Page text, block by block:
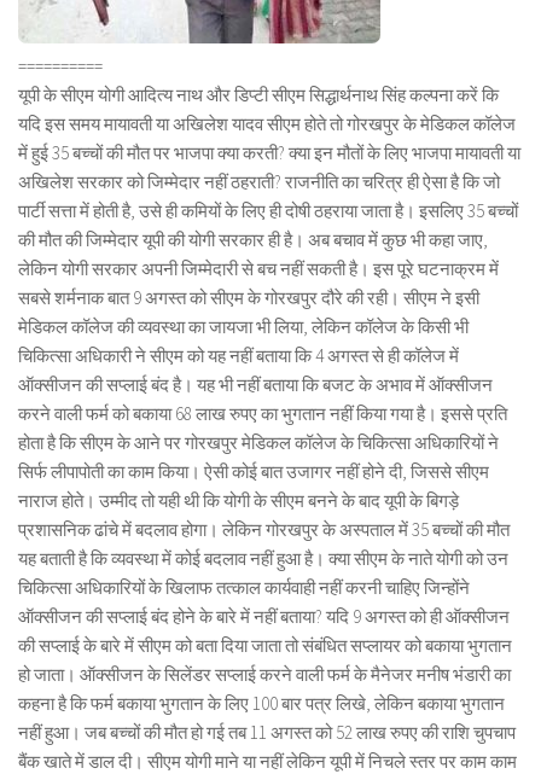
==========
यूपी के सीएम योगी आदित्य नाथ और डिप्टी सीएम सिद्धार्थनाथ सिंह कल्पना करें कि
यदि इस समय मायावती या अखिलेश यादव सीएम होते तो गोरखपुर के मेडिकल कॉलेज
में हुई 35 बच्चों की मौत पर भाजपा क्या करती? क्या इन मौतों के लिए भाजपा मायावती या
अखिलेश सरकार को जिम्मेदार नहीं ठहराती? राजनीति का चरित्र ही ऐसा है कि जो
पार्टी सत्ता में होती है, उसे ही कमियों के लिए ही दोषी ठहराया जाता है। इसलिए 35 बच्चों
की मौत की जिम्मेदार यूपी की योगी सरकार ही है। अब बचाव में कुछ भी कहा जाए,
लेकिन योगी सरकार अपनी जिम्मेदारी से बच नहीं सकती है। इस पूरे घटनाक्रम में
सबसे शर्मनाक बात 9 अगस्त को सीएम के गोरखपुर दौरे की रही। सीएम ने इसी
मेडिकल कॉलेज की व्यवस्था का जायजा भी लिया, लेकिन कॉलेज के किसी भी
चिकित्सा अधिकारी ने सीएम को यह नहीं बताया कि 4 अगस्त से ही कॉलेज में
ऑक्सीजन की सप्लाई बंद है। यह भी नहीं बताया कि बजट के अभाव में ऑक्सीजन
करने वाली फर्म को बकाया 68 लाख रुपए का भुगतान नहीं किया गया है। इससे प्रति
होता है कि सीएम के आने पर गोरखपुर मेडिकल कॉलेज के चिकित्सा अधिकारियों ने
सिर्फ लीपापोती का काम किया। ऐसी कोई बात उजागर नहीं होने दी, जिससे सीएम
नाराज होते। उम्मीद तो यही थी कि योगी के सीएम बनने के बाद यूपी के बिगड़े
प्रशासनिक ढांचे में बदलाव होगा। लेकिन गोरखपुर के अस्पताल में 35 बच्चों की मौत
यह बताती है कि व्यवस्था में कोई बदलाव नहीं हुआ है। क्या सीएम के नाते योगी को उन
चिकित्सा अधिकारियों के खिलाफ तत्काल कार्यवाही नहीं करनी चाहिए जिन्होंने
ऑक्सीजन की सप्लाई बंद होने के बारे में नहीं बताया? यदि 9 अगस्त को ही ऑक्सीजन
की सप्लाई के बारे में सीएम को बता दिया जाता तो संबंधित सप्लायर को बकाया भुगतान
हो जाता। ऑक्सीजन के सिलेंडर सप्लाई करने वाली फर्म के मैनेजर मनीष भंडारी का
कहना है कि फर्म बकाया भुगतान के लिए 100 बार पत्र लिखे, लेकिन बकाया भुगतान
नहीं हुआ। जब बच्चों की मौत हो गई तब 11 अगस्त को 52 लाख रुपए की राशि चुपचाप
बैंक खाते में डाल दी। सीएम योगी माने या नहीं लेकिन यूपी में निचले स्तर पर काम काम